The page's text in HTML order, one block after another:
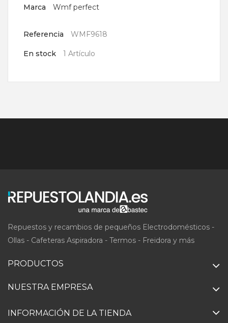
Marca Wmf perfect
Referencia WMF9618
En stock 1 Artículo
Repuestos y recambios de pequeños Electrodomésticos -
Ollas - Cafeteras Aspiradora - Termos - Freidora y más
PRODUCTOS
NUESTRA EMPRESA
INFORMACIÓN DE LA TIENDA